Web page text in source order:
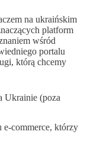
na ukraińskim
platform
wśród
portalu
którą chcemy
Ukrainie (poza
commerce, którzy